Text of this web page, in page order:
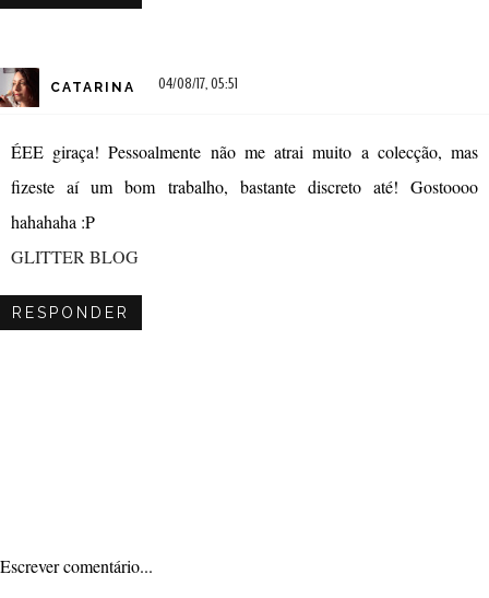
CATARINA 04/08/17, 05:51
ÉEE giraça! Pessoalmente não me atrai muito a colecção, mas
fizeste aí um bom trabalho, bastante discreto até! Gostoooo
hahahaha :P
GLITTER BLOG
RESPONDER
Escrever comentário...